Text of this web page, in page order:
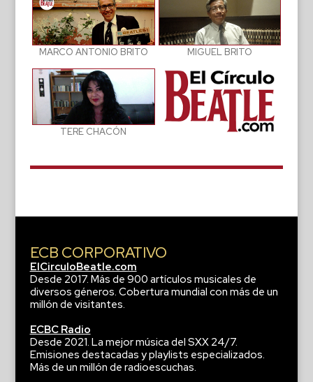
MARCO ANTONIO BRITO MIGUEL BRITO
TERE CHACÓN
ECB CORPORATIVO
ElCirculoBeatle.com
Desde 2017. Más de 900 artículos musicales de
diversos géneros. Cobertura mundial con más de un
millón de visitantes.
ECBC Radio
Desde 2021. La mejor música del SXX 24/7.
Emisiones destacadas y playlists especializados.
Más de un millón de radioescuchas.